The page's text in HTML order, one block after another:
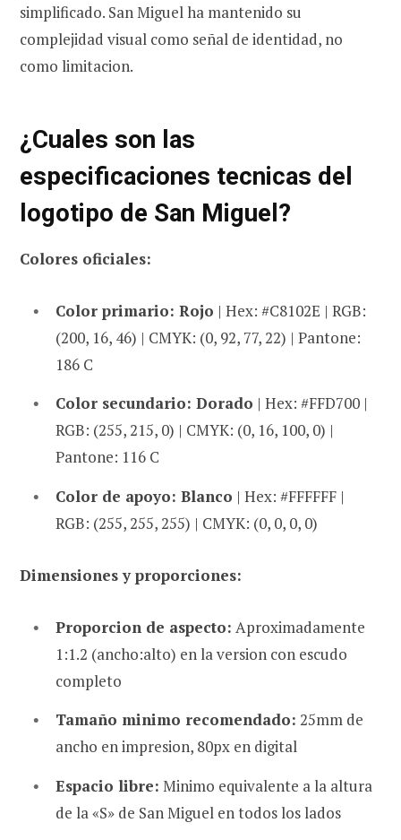
simplificado. San Miguel ha mantenido su
complejidad visual como señal de identidad, no
como limitacion.
¿Cuales son las
especificaciones tecnicas del
logotipo de San Miguel?
Colores oficiales:
Color primario: Rojo | Hex: #C8102E | RGB:
(200, 16, 46) | CMYK: (0, 92, 77, 22) | Pantone:
186 C
Color secundario: Dorado | Hex: #FFD700 |
RGB: (255, 215, 0) | CMYK: (0, 16, 100, 0) |
Pantone: 116 C
Color de apoyo: Blanco | Hex: #FFFFFF |
RGB: (255, 255, 255) | CMYK: (0, 0, 0, 0)
Dimensiones y proporciones:
Proporcion de aspecto: Aproximadamente
1:1.2 (ancho:alto) en la version con escudo
completo
Tamaño minimo recomendado: 25mm de
ancho en impresion, 80px en digital
Espacio libre: Minimo equivalente a la altura
de la «S» de San Miguel en todos los lados